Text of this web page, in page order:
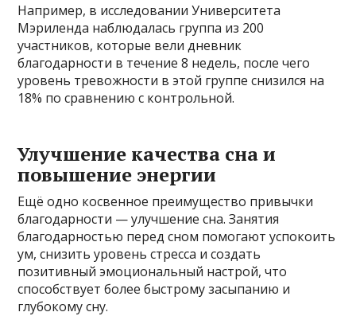
Например, в исследовании Университета
Мэриленда наблюдалась группа из 200
участников, которые вели дневник
благодарности в течение 8 недель, после чего
уровень тревожности в этой группе снизился на
18% по сравнению с контрольной.
Улучшение качества сна и
повышение энергии
Ещё одно косвенное преимущество привычки
благодарности — улучшение сна. Занятия
благодарностью перед сном помогают успокоить
ум, снизить уровень стресса и создать
позитивный эмоциональный настрой, что
способствует более быстрому засыпанию и
глубокому сну.